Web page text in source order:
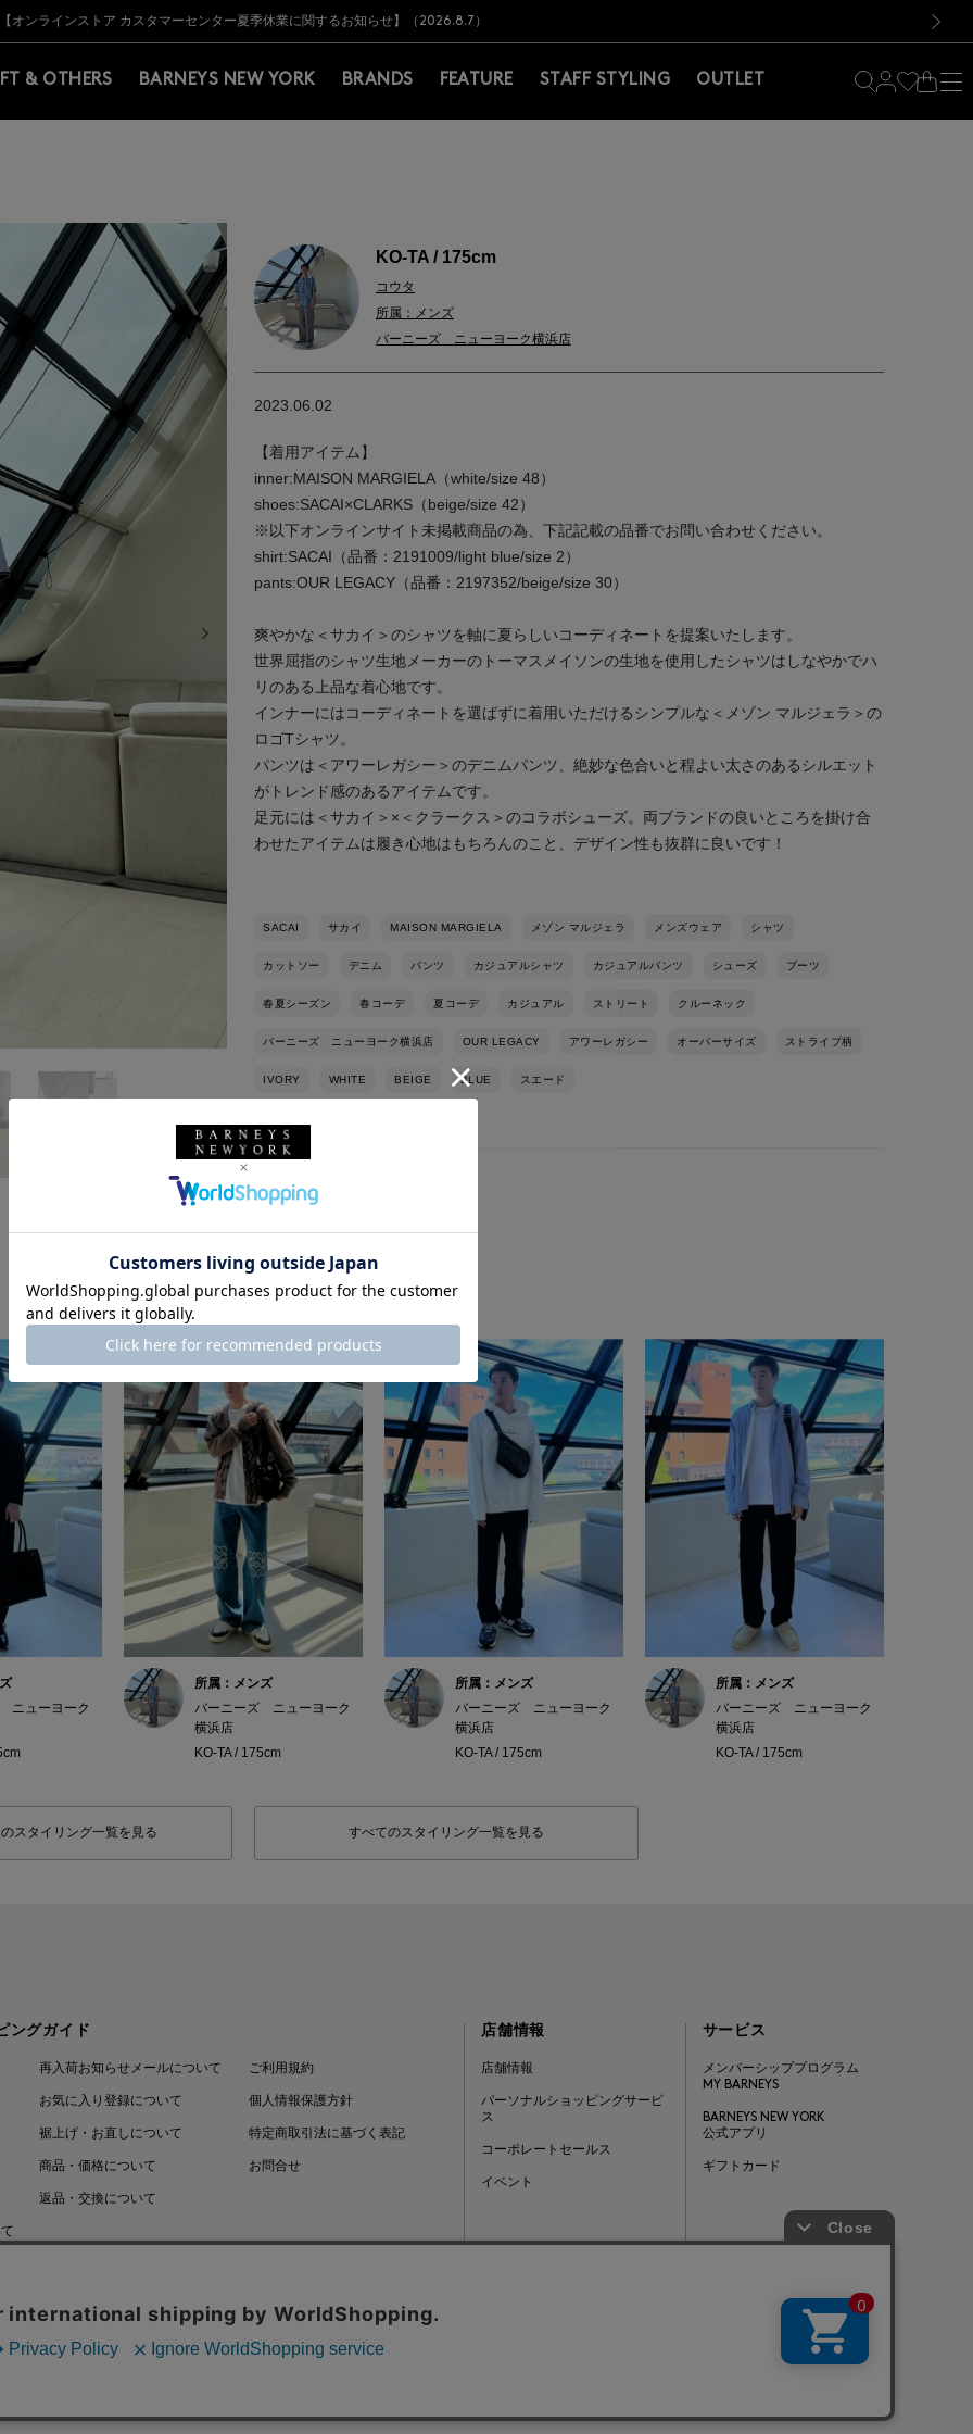
BARNEYS＞会員のお客様は11,000円（税込）以上のお買上げで常時送料無料！お買い物の際は会員登録を！
【夏季休業に伴う出荷一時停止のお知らせ】(2026.8.7)
【オンラインストア カスタマーセンター夏季休業に関するお知らせ】（2026.8.7）
【夏季休業に伴う返品・交換承り一時停止のお知らせ】（2026.8.5）
熊本県を中心とした地震の影響によるお荷物のお届けについて
【開催中】SUMMER SALEのご案内・ご注意事項
BARNEYS＞会員のお客様は11,000円（税込）以上のお買上げで常時送料無料！お買い物の際は会員登録を！
【夏季休業に伴う出荷一時停止のお知らせ】(2026.8.7)
& OTHERS BARNEYS NEW YORK BRANDS FEATURE STAFF STYLING OUTLET
KO-TA / 175cm
コウタ
所属：メンズ
バーニーズ ニューヨーク横浜店
2023.06.02
【着用アイテム】
inner:MAISON MARGIELA（white/size 48）
shoes:SACAI×CLARKS（beige/size 42）
※以下オンラインサイト未掲載商品の為、下記記載の品番でお問い合わせください。
shirt:SACAI（品番：2191009/light blue/size 2）
pants:OUR LEGACY（品番：2197352/beige/size 30）
爽やかな＜サカイ＞のシャツを軸に夏らしいコーディネートを提案いたします。
世界屈指のシャツ生地メーカーのトーマスメイソンの生地を使用したシャツはしなやかでハ
リのある上品な着心地です。
インナーにはコーディネートを選ばずに着用いただけるシンプルな＜メゾン マルジェラ＞の
ロゴTシャツ。
パンツは＜アワーレガシー＞のデニムパンツ、絶妙な色合いと程よい太さのあるシルエット
がトレンド感のあるアイテムです。
足元には＜サカイ＞×＜クラークス＞のコラボシューズ。両ブランドの良いところを掛け合
わせたアイテムは履き心地はもちろんのこと、デザイン性も抜群に良いです！
SACAI サカイ MAISON MARGIELA メゾン マルジェラ メンズウェア シャツ
カットソー デニム パンツ カジュアルシャツ カジュアルパンツ シューズ ブーツ
春夏シーズン 春コーデ 夏コーデ カジュアル ストリート クルーネック
バーニーズ ニューヨーク横浜店 OUR LEGACY アワーレガシー オーバーサイズ ストライプ柄
IVORY WHITE BEIGE BLUE スエード
このスタッフの他のスタイリング
ニューヨーク
所属：メンズ
バーニーズ ニューヨーク
横浜店
KO-TA / 175cm
所属：メンズ
バーニーズ ニューヨーク
横浜店
KO-TA / 175cm
所属：メンズ
バーニーズ ニューヨーク
横浜店
KO-TA / 175cm
スタイリング一覧を見る すべてのスタイリング一覧を見る
ングガイド
再入荷お知らせメールについて
お気に入り登録について
裾上げ・お直しについて
商品・価格について
返品・交換について
ご利用規約
個人情報保護方針
特定商取引法に基づく表記
お問合せ
店舗情報
店舗情報
パーソナルショッピングサービ
ス
コーポレートセールス
イベント
サービス
メンバーシッププログラム
MY BARNEYS
BARNEYS NEW YORK
公式アプリ
ギフトカード